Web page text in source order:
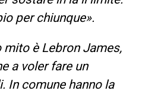
per chiunque».
mito è Lebron James,
a voler fare un
In comune hanno la